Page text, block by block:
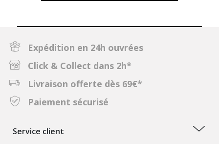
Expédition en 24h ouvrées
Click & Collect dans 2h*
Livraison offerte dès 69€*
Paiement sécurisé
Service client